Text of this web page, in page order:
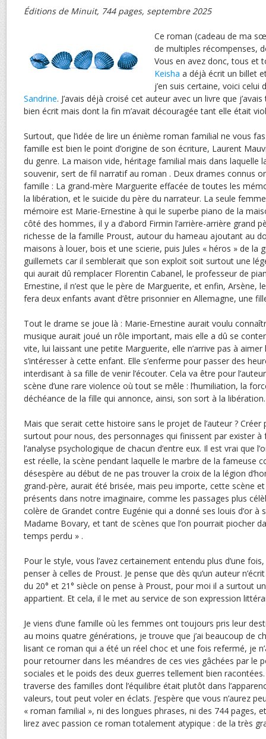
Éditions de Minuit, 744 pages, septembre 2025
Ce roman (cadeau de ma
de multiples récompenses,
Vous en avez donc, tous et
Keisha a déjà écrit un billet
j’en suis certaine, voici celui
Sandrine. J’avais déjà croisé cet auteur avec un livre que
bien écrit mais dont la fin m’avait découragée tant elle était
Surtout, que l’idée de lire un énième roman familial ne vous
famille est bien le point d’origine de son écriture, Laurent
du genre. La maison vide, héritage familial mais dans laquelle
souvenir, sert de fil narratif au roman . Deux drames connus
famille : La grand-mère Marguerite effacée de toutes les
la libération, et le suicide du père du narrateur. La seule
mémoire est Marie-Ernestine à qui le superbe piano de la
côté des hommes, il y a d’abord Firmin l’arrière-arrière grand
richesse de la famille Proust, autour du hameau ajoutant au
maisons à louer, bois et une scierie, puis Jules « héros » de la
guillemets car il semblerait que son exploit soit surtout une
qui aurait dû remplacer Florentin Cabanel, le professeur de
Ernestine, il n’est que le père de Marguerite, et enfin, Arsène,
fera deux enfants avant d’être prisonnier en Allemagne, une
Tout le drame se joue là : Marie-Ernestine aurait voulu
musique aurait joué un rôle important, mais elle a dû se
vite, lui laissant une petite Marguerite, elle n’arrive pas à
s’intéresser à cette enfant. Elle s’enferme pour passer des
interdisant à sa fille de venir l’écouter. Cela va être pour
scène d’une rare violence où tout se mêle : l’humiliation, la
déchéance de la fille qui annonce, ainsi, son sort à la libération.
Mais que serait cette histoire sans le projet de l’auteur ?
surtout pour nous, des personnages qui finissent par exister à
l’analyse psychologique de chacun d’entre eux. Il est vrai que
est réelle, la scène pendant laquelle le marbre de la fameuse
désespère au début de ne pas trouver la croix de la légion
grand-père, aurait été brisée, mais peu importe, cette scène
présents dans notre imaginaire, comme les passages plus
colère de Grandet contre Eugénie qui a donné ses louis d’or à
Madame Bovary, et tant de scènes que l’on pourrait piocher
temps perdu » .
Pour le style, vous l’avez certainement entendu plus d’une
penser à celles de Proust. Je pense que dès qu’un auteur
du 20° et 21° siècle on pense à Proust, pour moi il a surtout
appartient. Et cela, il le met au service de son expression
Je viens d’une famille où les femmes ont toujours pris leur
au moins quatre générations, je trouve que j’ai beaucoup de
lisant ce roman qui a été un réel choc et une fois refermé, je
pour retourner dans les méandres de ces vies gâchées par le
sociales et le poids des deux guerres tellement bien
traverse des familles dont l’équilibre était plutôt dans
valeurs, tout peut voler en éclats. J’espère que vous n’aurez
« roman familial », ni des longues phrases, ni des 744 pages,
lirez avec passion ce roman totalement atypique : de la très